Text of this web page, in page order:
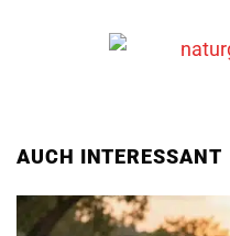
AUCH INTERESSANT